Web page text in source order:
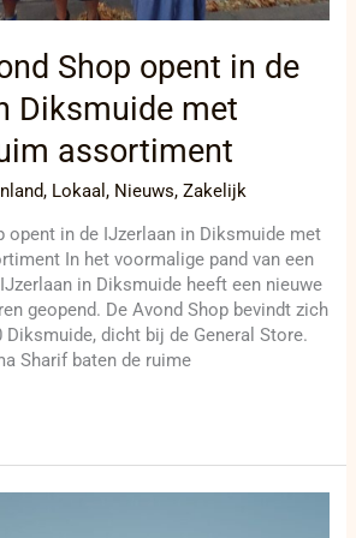
Shop opent in de
Diksmuide met
assortiment
, Lokaal, Nieuws,Zakelijk
opent in de IJzerlaan in Diksmuide met
In het voormalige pand van een
in Diksmuide heeft een nieuwe
geopend. De Avond Shop bevindt zich
Diksmuide, dicht bij de General Store.
Sharif baten de ruime